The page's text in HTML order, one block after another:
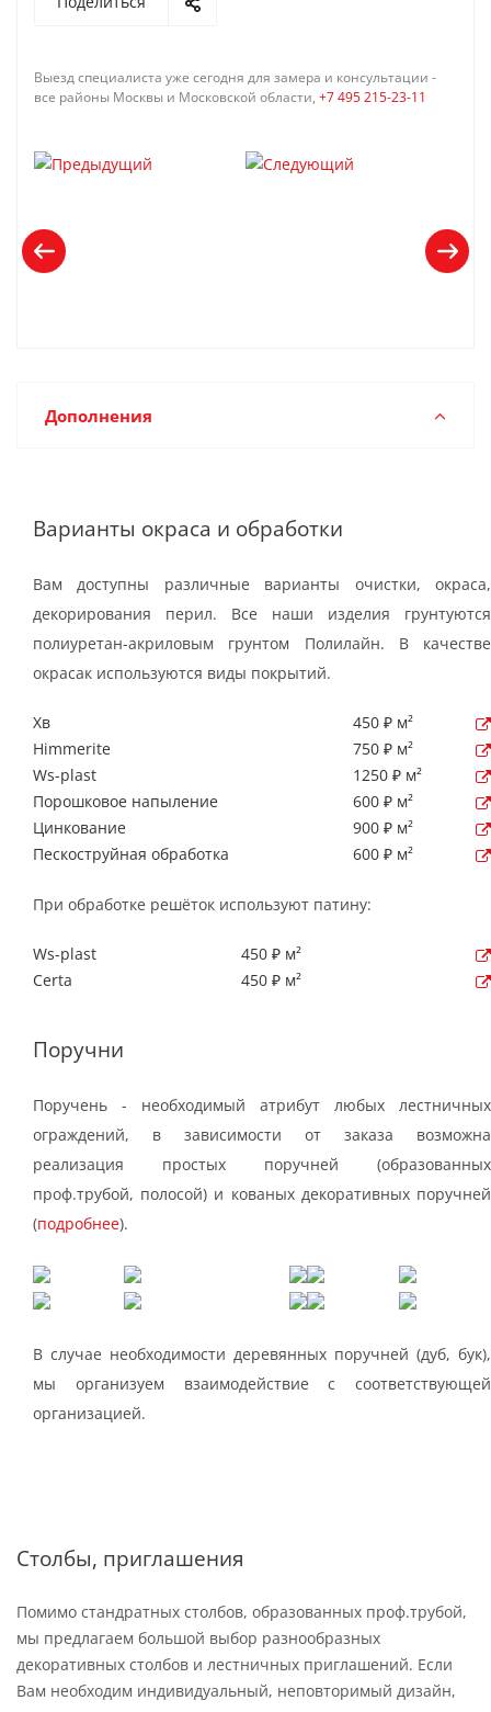
Выезд специалиста уже сегодня для замера и консультации -
все районы Москвы и Московской области, +7 495 215-23-11
Дополнения
Варианты окраса и обработки
Вам доступны различные варианты очистки, окраса,
декорирования перил. Все наши изделия грунтуются
полиуретан-акриловым грунтом Полилайн. В качестве
окрасак используются виды покрытий.
Хв
450 ₽ м²
Himmerite
750 ₽ м²
Ws-plast
1250 ₽ м²
Порошковое напыление
600 ₽ м²
Цинкование
900 ₽ м²
Пескоструйная обработка
600 ₽ м²
При обработке решёток используют патину:
Ws-plast
450 ₽ м²
Certa
450 ₽ м²
Поручни
Поручень - необходимый атрибут любых лестничных
ограждений, в зависимости от заказа возможна
реализация простых поручней (образованных
проф.трубой, полосой) и кованых декоративных поручней
(подробнее).
В случае необходимости деревянных поручней (дуб, бук),
мы организуем взаимодействие с соответствующей
организацией.
Столбы, приглашения
Помимо стандратных столбов, образованных проф.трубой,
мы предлагаем большой выбор разнообразных
декоративных столбов и лестничных приглашений. Если
Вам необходим индивидуальный, неповторимый дизайн,